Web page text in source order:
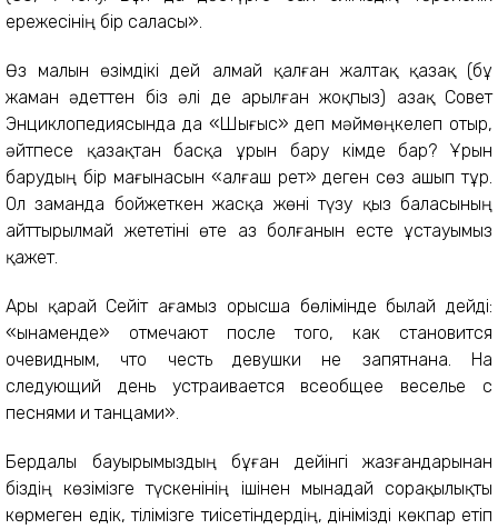
ережесінің бір саласы».
Өз малын өзімдікі дей алмай қалған жалтақ қазақ (бұ
жаман әдеттен біз әлі де арылған жоқпыз) Қазақ Совет
Энциклопедиясында да «Шығыс» деп мәймөңкелеп отыр,
әйтпесе қазақтан басқа ұрын бару кімде бар? Ұрын
барудың бір мағынасын «алғаш рет» деген сөз ашып тұр.
Ол заманда бойжеткен жасқа жөні түзу қыз баласының
айттырылмай жететіні өте аз болғанын есте ұстауымыз
қажет.
Ары қарай Сейіт ағамыз орысша бөлімінде былай дейді:
«Қынаменде» отмечают после того, как становится
очевидным, что честь девушки не запятнана. На
следующий день устраивается всеобщее веселье с
песнями и танцами».
Бердалы бауырымыздың бұған дейінгі жазғандарынан
біздің көзімізге түскенінің ішінен мынадай сорақылықты
көрмеген едік, тілімізге тиісетіндердің, дінімізді көкпар етіп